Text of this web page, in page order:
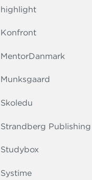
highlight
Konfront
MentorDanmark
Munksgaard
Skoledu
Strandberg Publishing
Studybox
Systime